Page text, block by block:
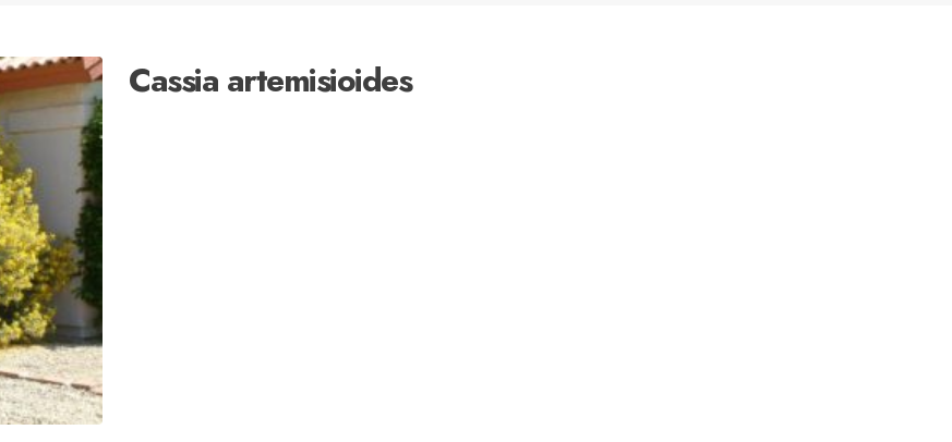
Cassia artemisioides